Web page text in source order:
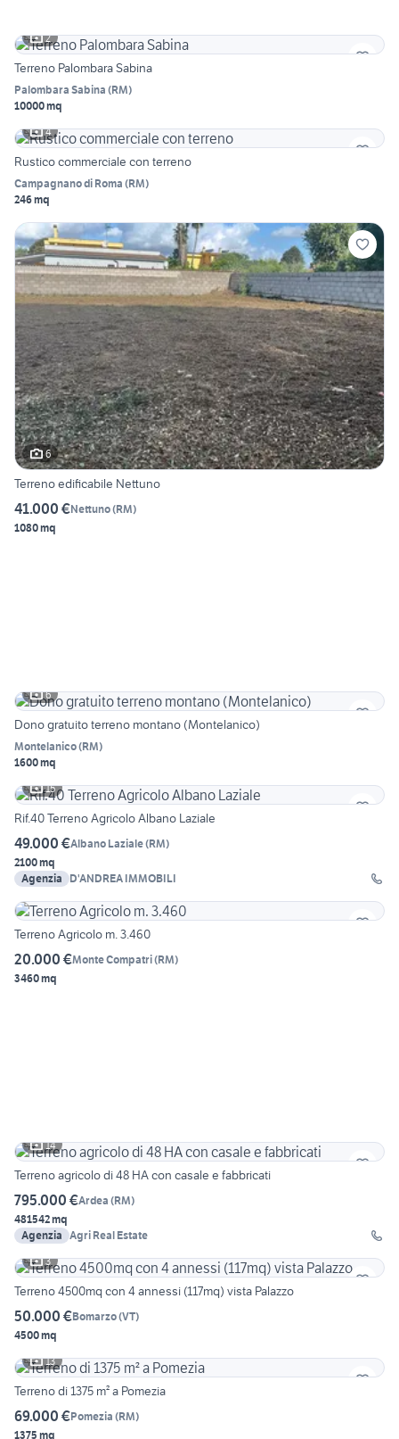
2
Terreno Palombara Sabina
Palombara Sabina (RM)
10000 mq
4
Rustico commerciale con terreno
Campagnano di Roma (RM)
246 mq
6
Terreno edificabile Nettuno
41.000 €Nettuno(RM)
1080 mq
6
Dono gratuito terreno montano (Montelanico)
Montelanico(RM)
1600 mq
15
Rif.40 Terreno Agricolo Albano Laziale
49.000 €Albano Laziale(RM)
2100 mq
Agenzia
D'ANDREA IMMOBILI
Terreno Agricolo m. 3.460
20.000 €Monte Compatri(RM)
3460 mq
14
Terreno agricolo di 48 HA con casale e fabbricati
795.000 €Ardea (RM)
481542 mq
Agenzia Agri Real Estate
3
Terreno 4500mq con 4 annessi (117mq) vista Palazzo
50.000 €Bomarzo(VT)
4500 mq
13
Terreno di 1375 m² a Pomezia
69.000 €Pomezia (RM)
1375 mq